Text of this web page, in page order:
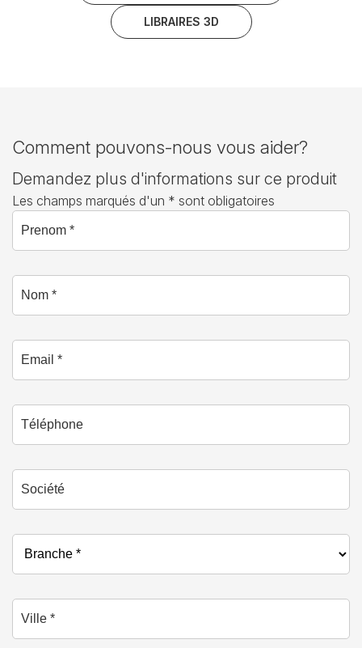
LIBRAIRES 3D
Comment pouvons-nous vous aider?
Demandez plus d'informations sur ce produit
Les champs marqués d'un * sont obligatoires